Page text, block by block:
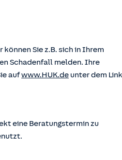
Sie z.B. sich in Ihrem
Schadenfall melden. Ihre
aufwww.HUK.de unter dem Link
eine Beratungstermin zu